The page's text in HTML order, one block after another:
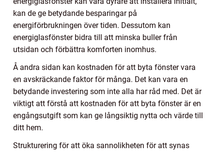
kan de ge betydande besparingar på
energiförbrukningen över tiden. Dessutom kan
energiglasfönster bidra till att minska buller från
utsidan och förbättra komforten inomhus.
Å andra sidan kan kostnaden för att byta fönster vara
en avskräckande faktor för många. Det kan vara en
betydande investering som inte alla har råd med. Det är
viktigt att förstå att kostnaden för att byta fönster är en
engångsutgift som kan ge långsiktig nytta och värde till
ditt hem.
Strukturering för att öka sannolikheten för att synas